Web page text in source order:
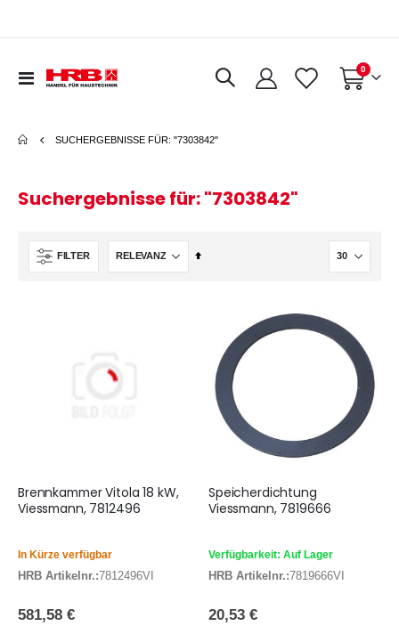
Navigation
Warenkorb
0Artikel
SUCHERGEBNISSE FÜR: "7303842"
Suchergebnisse für: "7303842"
FILTER
In
Brennkammer Vitola 18 kW,
Viessmann, 7812496
In Kürze verfügbar
HRB Artikelnr.:7812496VI
581,58 €
Speicherdichtung
Viessmann, 7819666
Verfügbarkeit: Auf Lager
HRB Artikelnr.:7819666VI
20,53 €